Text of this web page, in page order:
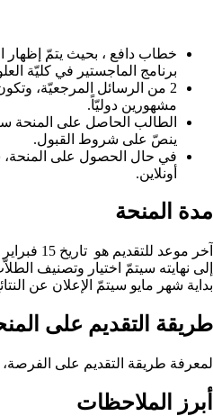
خطاب دافع ، بحيث يتمّ إظهار
برنامج الماجستير في كليّة
2 من الرسائل المرجعيّة،
مشهورين دوليّاً.
الطالب الحاصل على المنحة
ينصّ على شروط القبول.
في حال الحصول على المنحة،
أونلاين.
مدة المنحة
آخر موعد للتقديم هو تاريخ
إلى نهايته سيتمّ اختيار وتصنيف
بداية شهر مايو سيتمّ الإعلان عن
طريقة التقديم على
لمعرفة طريقة التقديم على الفرصة،
أبرز الملاحظات